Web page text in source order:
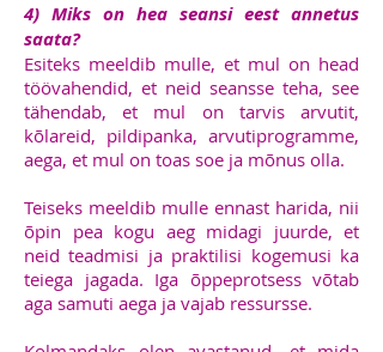
4) Miks on hea seansi eest annetus
saata?
Esiteks meeldib mulle, et mul on head
töövahendid, et neid seansse teha, see
tähendab, et mul on tarvis arvutit,
kõlareid, pildipanka, arvutiprogramme,
aega, et mul on toas soe ja mõnus olla.
Teiseks meeldib mulle ennast harida, nii
õpin pea kogu aeg midagi juurde, et
neid teadmisi ja praktilisi kogemusi ka
teiega jagada. Iga õppeprotsess võtab
aga samuti aega ja vajab ressursse.